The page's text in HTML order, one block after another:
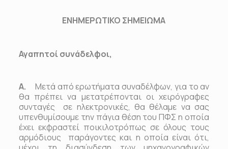
ΕΝΗΜΕΡΩΤΙΚΟ ΣΗΜΕΙΩΜΑ
Αγαπητοί συνάδελφοι,
Α. Μετά από ερωτήματα συναδέλφων, για το αν
θα πρέπει να μετατρέπονται οι χειρόγραφες
συνταγές σε ηλεκτρονικές, θα θέλαμε να σας
υπενθυμίσουμε την πάγια θέση του ΠΦΣ η οποία
έχει εκφραστεί ποικιλοτρόπως σε όλους τους
αρμόδιους παράγοντες και η οποία είναι ότι,